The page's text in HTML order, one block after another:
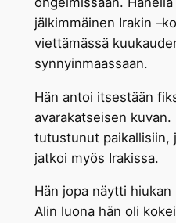
jälkimmäinen Irakin
viettämässä
synnyinmaassaan.
Hän antoi itsestään
avarakatseisen kuvan.
tutustunut paikallisiin,
jatkoi myös Irakissa.
Hän jopa näytti
Alin luona hän oli